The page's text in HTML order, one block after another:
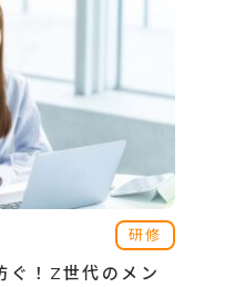
研修
ぐ！Z世代のメン